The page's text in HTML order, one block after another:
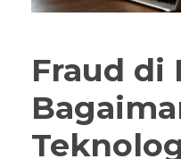
Fraud di